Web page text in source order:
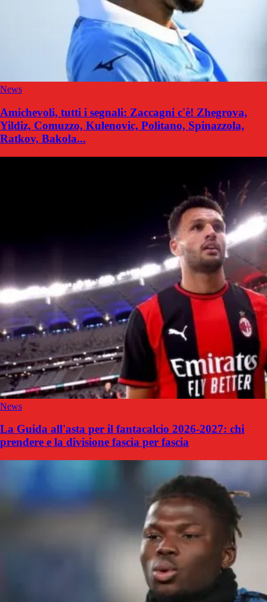
News
Amichevoli, tutti i segnali: Zaccagni c'è! Zhegrova,
Yildiz, Comuzzo, Kulenovic, Politano, Spinazzola,
Ratkov, Bakola...
News
La Guida all'asta per il fantacalcio 2026-2027: chi
prendere e la divisione fascia per fascia